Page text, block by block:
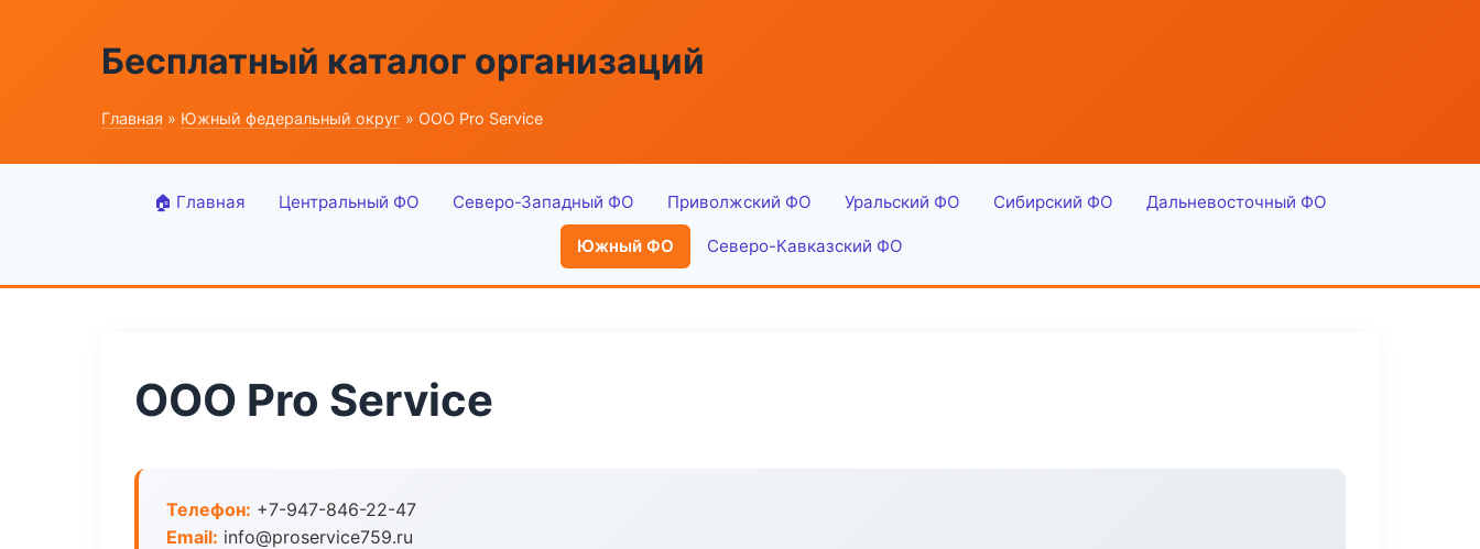
Бесплатный каталог организаций
Главная » Южный федеральный округ » ООО Pro Service
🏠 Главная Центральный ФО Северо-Западный ФО Приволжский ФО Уральский ФО Сибирский ФО Дальневосточный ФО
Южный ФО Северо-Кавказский ФО
ООО Pro Service
Телефон: +7-947-846-22-47
Email: info@proservice759.ru